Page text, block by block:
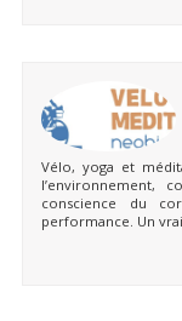
Vélo, yoga et
l’environnement,
conscience du
performance. Un